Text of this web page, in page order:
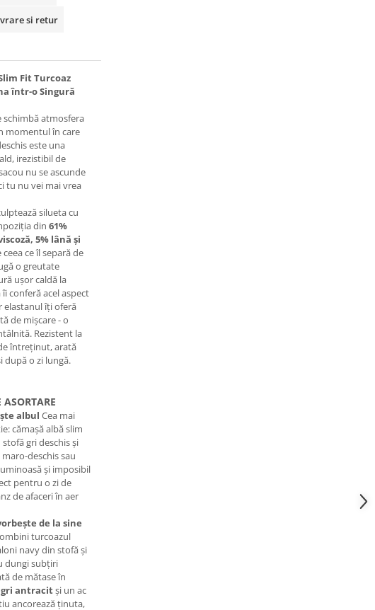
si retur
Fit Turcoaz
într-o Singură
schimbă atmosfera
momentul în care
este una
irezistibil de
nu se ascunde
tu nu vei mai vrea
silueta cu
din 61%
5% lână și
ceea ce îl separă de
o greutate
ușor caldă la
conferă acel aspect
elastanul îți oferă
de mișcare - o
Rezistent la
întreținut, arată
după o zi lungă.
albul Cea mai
cămașă albă slim
gri deschis și
deschis sau
și imposibil
pentru o zi de
de afaceri în aer
de la sine
turcoazul
navy din stofă și
dungi subțiri
de mătase în
antracitși un ac
ancorează ținuta,